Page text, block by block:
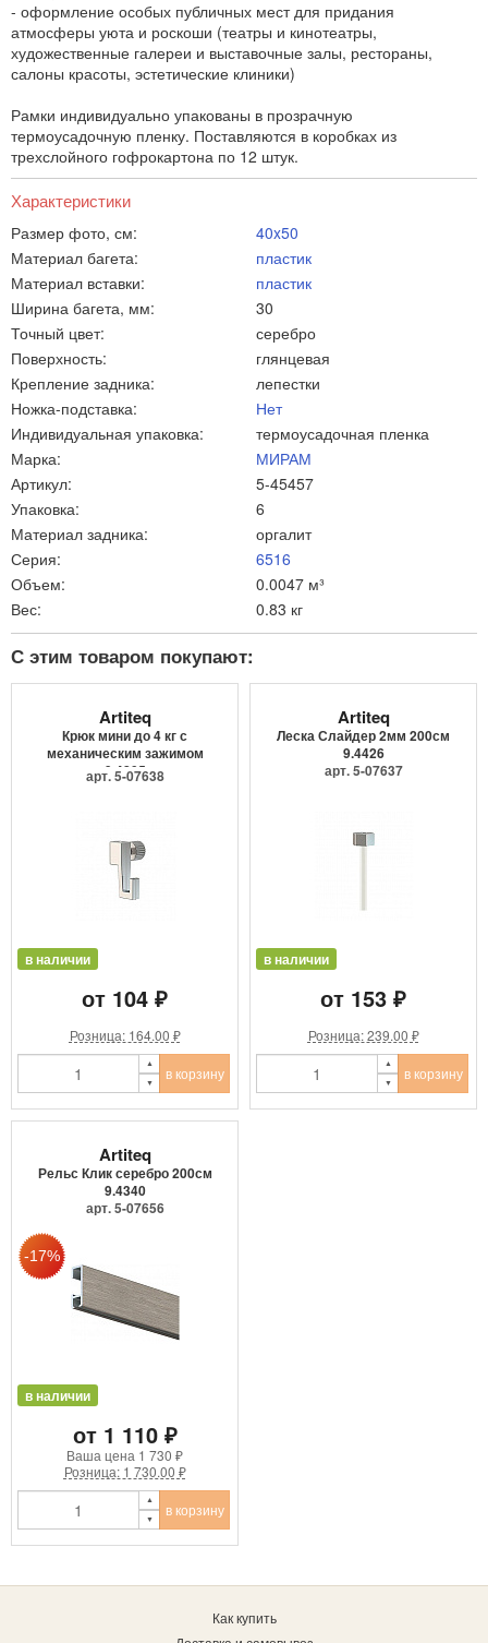
- оформление особых публичных мест для придания
атмосферы уюта и роскоши (театры и кинотеатры,
художественные галереи и выставочные залы, рестораны,
салоны красоты, эстетические клиники)
Рамки индивидуально упакованы в прозрачную
термоусадочную пленку. Поставляются в коробках из
трехслойного гофрокартона по 12 штук.
Характеристики
Размер фото, см:
40x50
Материал багета:
пластик
Материал вставки:
пластик
Ширина багета, мм:
30
Точный цвет:
серебро
Поверхность:
глянцевая
Крепление задника:
лепестки
Ножка-подставка:
Нет
Индивидуальная упаковка:
термоусадочная пленка
Марка:
МИРАМ
Артикул:
5-45457
Упаковка:
6
Материал задника:
оргалит
Серия:
6516
Объем:
0.0047 м³
Вес:
0.83 кг
С этим товаром покупают:
Artiteq
Крюк мини до 4 кг с
механическим зажимом
9.4205
арт. 5-07638
в наличии
от 104 ₽
Розница: 164.00 ₽
в корзину
Artiteq
Леска Слайдер 2мм 200см
9.4426
арт. 5-07637
в наличии
от 153 ₽
Розница: 239.00 ₽
в корзину
Artiteq
Рельс Клик серебро 200см
9.4340
арт. 5-07656
в наличии
от 1 110 ₽
Ваша цена 1 730 ₽
Розница: 1 730.00 ₽
в корзину
Как купить